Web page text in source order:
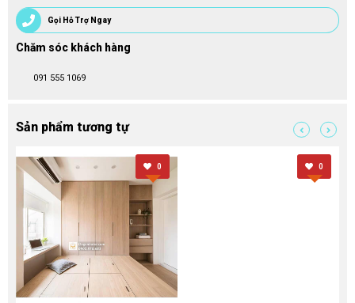
Gọi Hỗ Trợ Ngay
Chăm sóc khách hàng
091 555 1069
Sản phẩm tương tự
0 0